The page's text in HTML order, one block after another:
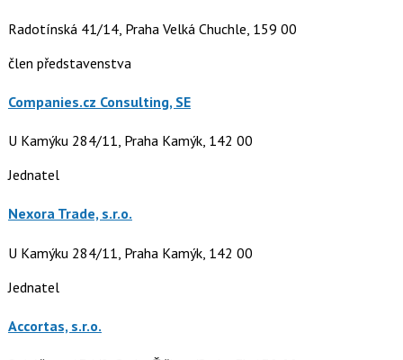
Radotínská 41/14, Praha Velká Chuchle, 159 00
člen představenstva
Companies.cz Consulting, SE
U Kamýku 284/11, Praha Kamýk, 142 00
Jednatel
Nexora Trade, s.r.o.
U Kamýku 284/11, Praha Kamýk, 142 00
Jednatel
Accortas, s.r.o.